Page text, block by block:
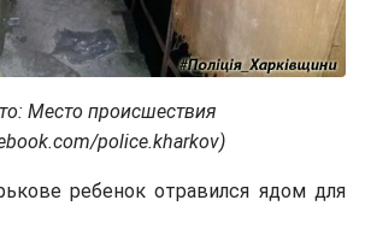
Место происшествия
police.kharkov)
ребенок отравился ядом для